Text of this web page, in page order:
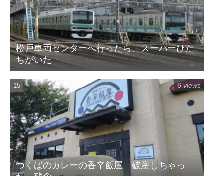
松戸車両センターへ行ったら、スーパーひた
ちがいた
つくばのカレーの香辛飯屋 破産しちゃっ
6 views